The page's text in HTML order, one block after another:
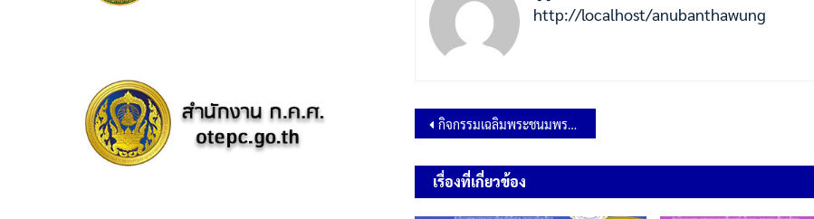
http://localhost/anubanthawung
กิจกรรมเฉลิมพระชนมพรรษาสมเด็จพระนางเจ้าสุทิดา พัชรสุธาพิมลลักษณ พระบรมราชินี
เรื่องที่เกี่ยวข้อง